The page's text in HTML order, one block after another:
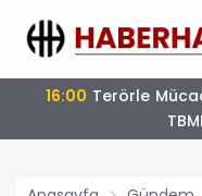
16:00